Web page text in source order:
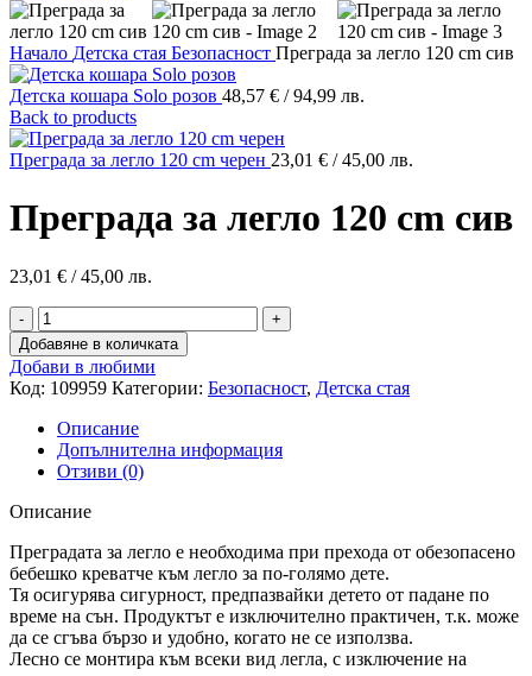
Начало Детска стая Безопасност Преграда за легло 120 cm сив
Детска кошара Solo розов 48,57 € / 94,99 лв.
Back to products
Преграда за легло 120 cm черен 23,01 € / 45,00 лв.
Преграда за легло 120 cm сив
23,01 € / 45,00 лв.
количество
за
Преграда
за
легло
120
cm
сив
Добавяне в количката
Добави в любими
Код: 109959 Категории: Безопасност, Детска стая
Описание
Допълнителна информация
Отзиви (0)
Описание
Преградата за легло е необходима при прехода от обезопасено
бебешко креватче към легло за по-голямо дете.
Тя осигурява сигурност, предпазвайки детето от падане по
време на сън. Продуктът е изключително практичен, т.к. може
да се сгъва бързо и удобно, когато не се използва.
Лесно се монтира към всеки вид легла, с изключение на